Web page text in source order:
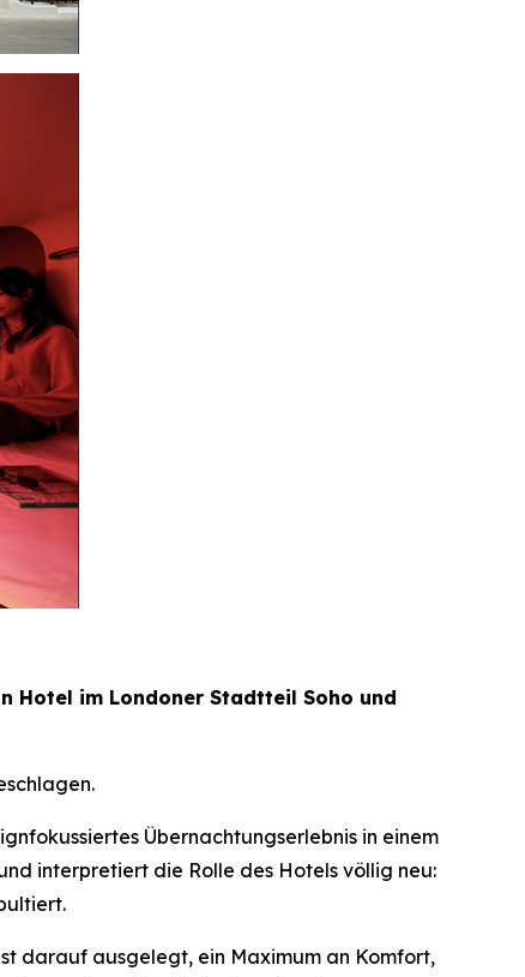
Hotel im Londoner Stadtteil Soho und
Übernachtungserlebnis in einem
interpretiert die Rolle des Hotels völlig neu:
darauf ausgelegt, ein Maximum an Komfort,